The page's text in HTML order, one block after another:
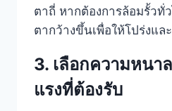
ตาถี่ หากต้องการล้อมรั้วทั่
ตากว้างขึ้นเพื่อให้โปร่งแ
3. เลือกความหนา
แรงที่ต้องรับ